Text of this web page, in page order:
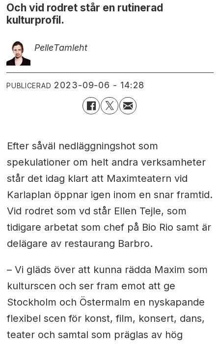
Och vid rodret står en rutinerad
kulturprofil.
PelleTamleht
PUBLICERAD 2023-09-06 - 14:28
Efter såväl nedläggningshot som
spekulationer om helt andra verksamheter
står det idag klart att Maximteatern vid
Karlaplan öppnar igen inom en snar framtid.
Vid rodret som vd står Ellen Tejle, som
tidigare arbetat som chef på Bio Rio samt är
delägare av restaurang Barbro.
– Vi gläds över att kunna rädda Maxim som
kulturscen och ser fram emot att ge
Stockholm och Östermalm en nyskapande
flexibel scen för konst, film, konsert, dans,
teater och samtal som präglas av hög